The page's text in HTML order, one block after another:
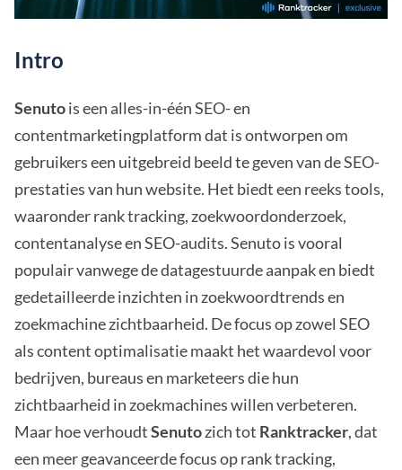
Intro
Senutois een alles-in-één SEO- en
contentmarketingplatform dat is ontworpen om
gebruikers een uitgebreid beeld te geven van de SEO-
prestaties van hun website. Het biedt een reeks tools,
waaronder rank tracking, zoekwoordonderzoek,
contentanalyse en SEO-audits. Senuto is vooral
populair vanwege de datagestuurde aanpak en biedt
gedetailleerde inzichten in zoekwoordtrends en
zoekmachine zichtbaarheid. De focus op zowel SEO
als content optimalisatie maakt het waardevol voor
bedrijven, bureaus en marketeers die hun
zichtbaarheid in zoekmachines willen verbeteren.
Maar hoe verhoudtSenutozich tot Ranktracker, dat
een meer geavanceerde focus op rank tracking,